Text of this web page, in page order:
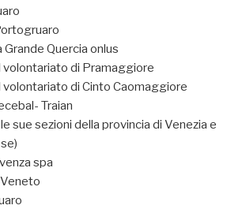
Quercia onlus
volontariato di Pramaggiore
volontariato di Cinto Caomaggiore
Traian
sue sezioni della provincia di Venezia e
spa